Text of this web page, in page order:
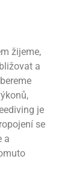
žijeme,
a
je
se
a